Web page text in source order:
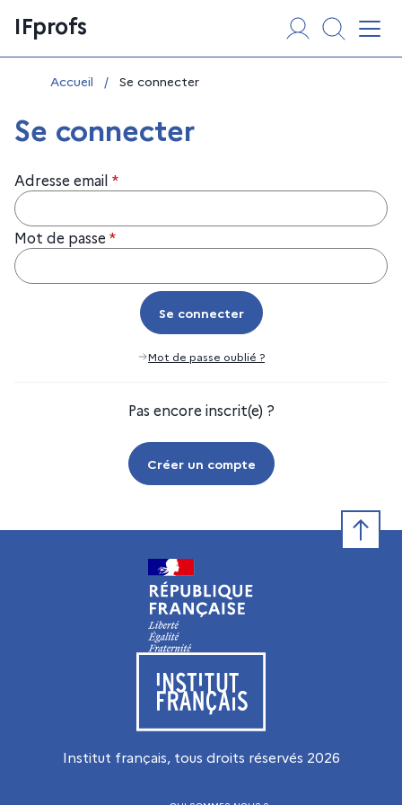
au
contenu
IFprofs
Vous êtes ici :
Accueil / Se connecter
Se connecter
Adresse email *
Mot de passe *
Se connecter
Se connecter
Mot de passe oublié ?
Pas encore inscrit(e) ?
Créer un compte
Visiter le site de l’Institut français
Institut français, tous droits réservés 2026